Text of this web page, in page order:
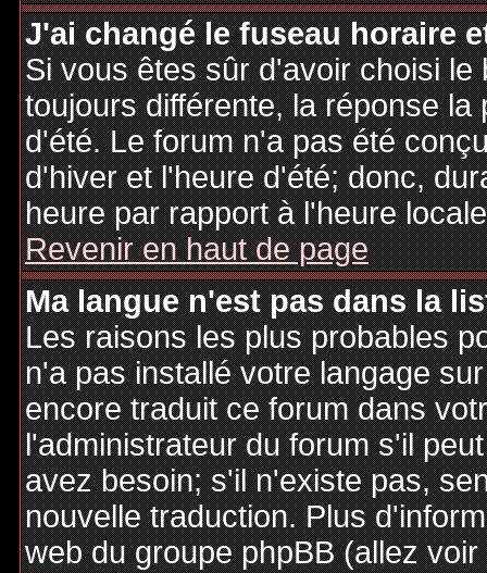
J'ai changé le fuseau horaire
Si vous êtes sûr d'avoir choisi
toujours différente, la réponse
d'été. Le forum n'a pas été
d'hiver et l'heure d'été; donc,
heure par rapport à l'heure
Revenir en haut de page
Ma langue n'est pas dans la
Les raisons les plus probables
n'a pas installé votre langage
encore traduit ce forum dans
l'administrateur du forum s'il
avez besoin; s'il n'existe pas,
nouvelle traduction. Plus
web du groupe phpBB (allez